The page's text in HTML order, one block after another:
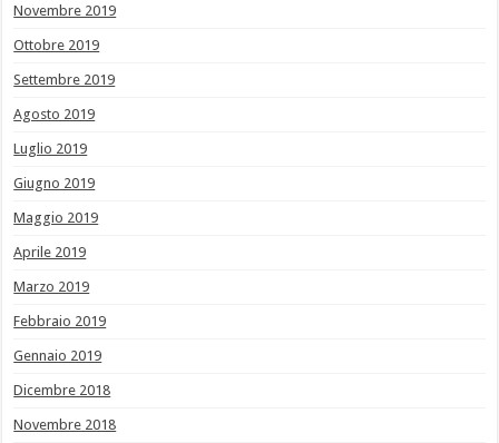
Novembre 2019
Ottobre 2019
Settembre 2019
Agosto 2019
Luglio 2019
Giugno 2019
Maggio 2019
Aprile 2019
Marzo 2019
Febbraio 2019
Gennaio 2019
Dicembre 2018
Novembre 2018